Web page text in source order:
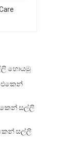
හොයමු
එකෙන්
සල්ලි
සල්ලි